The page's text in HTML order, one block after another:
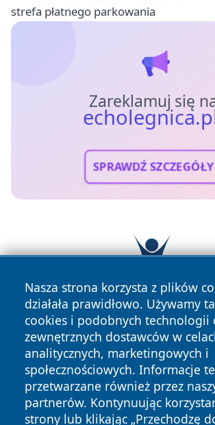
strefa płatnego parkowania
Zareklamuj się
SPRAWDŹ SZCZEGÓŁY
Nasza strona korzysta z plików
działała prawidłowo. Używamy
cookies i podobnych technologii
zewnętrznych dostawców w
analitycznych, marketingowych i
społecznościowych. Informacje
przetwarzane również przez
partnerów. Kontynuując
strony lub klikając „Przechodzę
Copyright © 2026 echolegnica.pl Wszystkie
zastrzeżone.